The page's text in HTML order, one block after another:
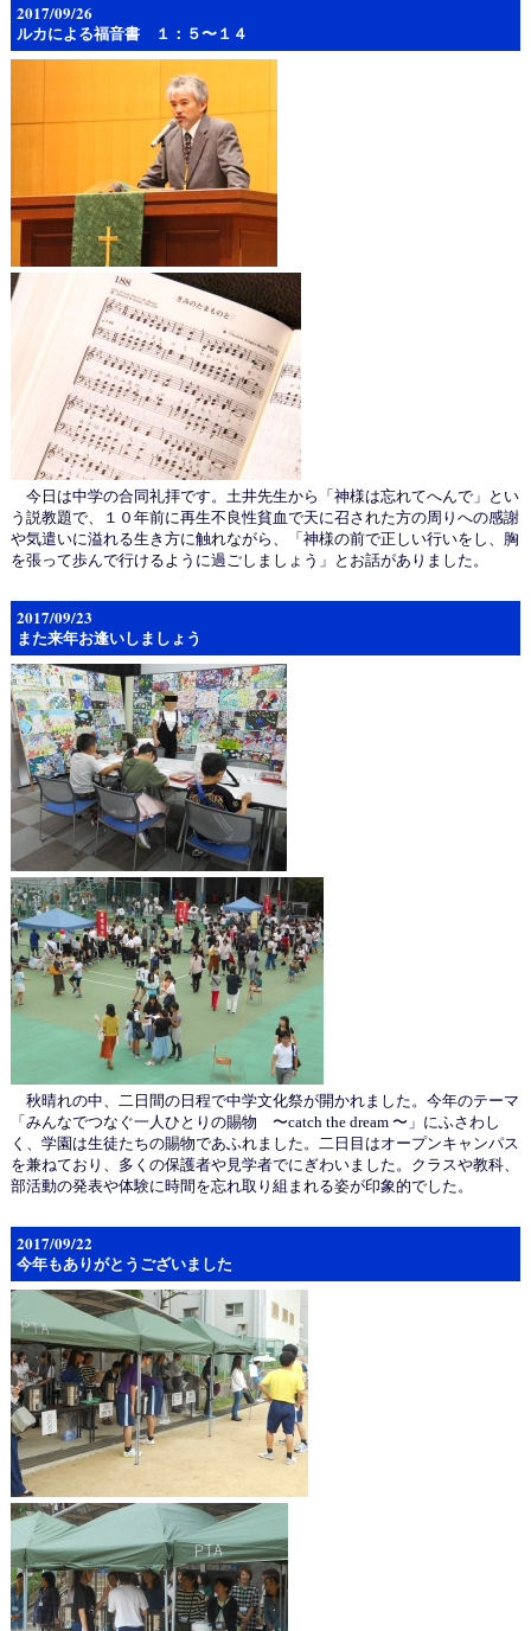
2017/09/26
ルカによる福音書 １：５〜１４
今日は中学の合同礼拝です。土井先生から「神様は忘れてへんで」とい
う説教題で、１０年前に再生不良性貧血で天に召された方の周りへの感謝
や気遣いに溢れる生き方に触れながら、「神様の前で正しい行いをし、胸
を張って歩んで行けるように過ごしましょう」とお話がありました。
2017/09/23
また来年お逢いしましょう
秋晴れの中、二日間の日程で中学文化祭が開かれました。今年のテーマ
「みんなでつなぐ一人ひとりの賜物 〜catch the dream 〜」にふさわし
く、学園は生徒たちの賜物であふれました。二日目はオープンキャンパス
を兼ねており、多くの保護者や見学者でにぎわいました。クラスや教科、
部活動の発表や体験に時間を忘れ取り組まれる姿が印象的でした。
2017/09/22
今年もありがとうございました